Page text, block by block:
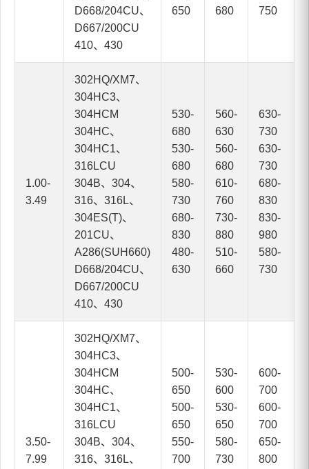
D668/204CU、
D667/200CU
410、430
650
680
750
1.00-
3.49
302HQ/XM7、
304HC3、
304HCM
304HC、
304HC1、
316LCU
304B、304、
316、316L、
304ES(T)、
201CU、
A286(SUH660)
D668/204CU、
D667/200CU
410、430
530-
680
530-
680
580-
730
680-
830
480-
630
560-
630
560-
680
610-
760
730-
880
510-
660
630-
730
630-
730
680-
830
830-
980
580-
730
3.50-
7.99
302HQ/XM7、
304HC3、
304HCM
304HC、
304HC1、
316LCU
304B、304、
316、316L、
500-
650
500-
650
550-
700
530-
600
530-
650
580-
730
600-
700
600-
700
650-
800